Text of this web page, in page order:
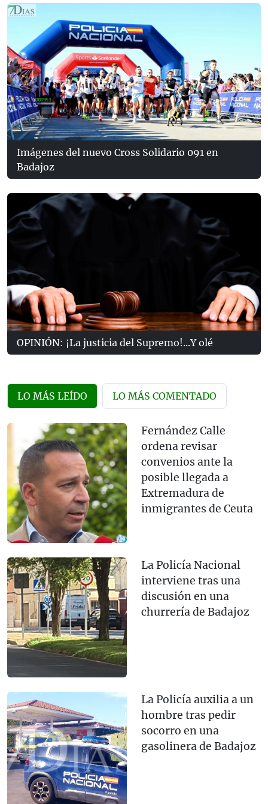
Imágenes del nuevo Cross Solidario 091 en
Badajoz
OPINIÓN: ¡La justicia del Supremo!...Y olé
LO MÁS LEÍDO LO MÁS COMENTADO
Fernández Calle
ordena revisar
convenios ante la
posible llegada a
Extremadura de
inmigrantes de Ceuta
La Policía Nacional
interviene tras una
discusión en una
churrería de Badajoz
La Policía auxilia a un
hombre tras pedir
socorro en una
gasolinera de Badajoz